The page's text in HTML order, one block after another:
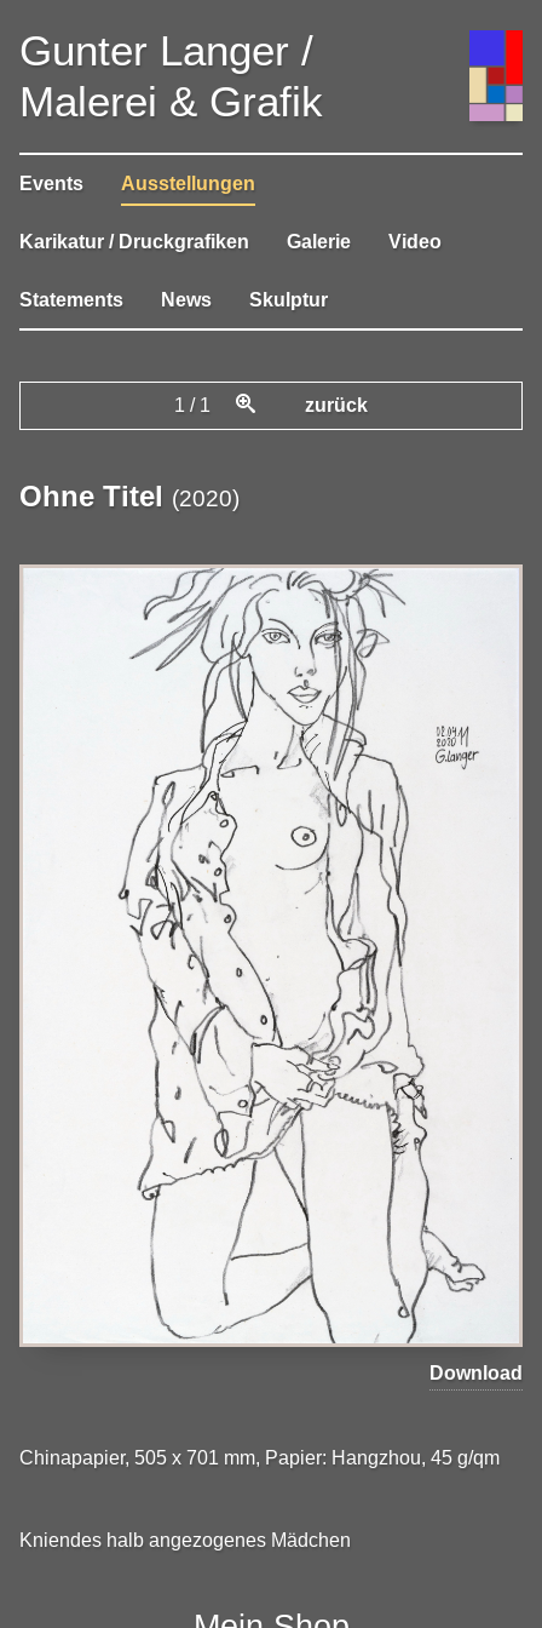
Gunter Langer /
Malerei & Grafik
Events Ausstellungen
Karikatur / Druckgrafiken Galerie Video
Statements News Skulptur
1 / 1 zurück
Ohne Titel (2020)
Download
Chinapapier, 505 x 701 mm, Papier: Hangzhou, 45 g/qm
Kniendes halb angezogenes Mädchen